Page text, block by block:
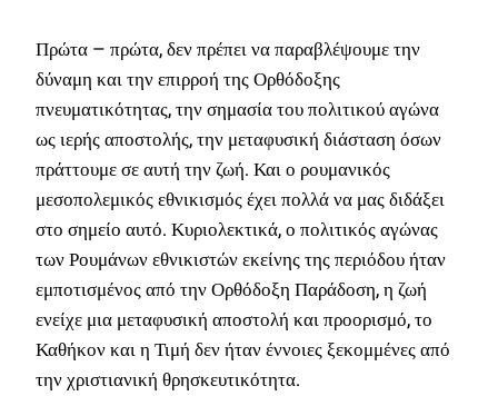
Πρώτα – πρώτα, δεν πρέπει να παραβλέψουμε την
δύναμη και την επιρροή της Ορθόδοξης
πνευματικότητας, την σημασία του πολιτικού αγώνα
ως ιερής αποστολής, την μεταφυσική διάσταση όσων
πράττουμε σε αυτή την ζωή. Και ο ρουμανικός
μεσοπολεμικός εθνικισμός έχει πολλά να μας διδάξει
στο σημείο αυτό. Κυριολεκτικά, ο πολιτικός αγώνας
των Ρουμάνων εθνικιστών εκείνης της περιόδου ήταν
εμποτισμένος από την Ορθόδοξη Παράδοση, η ζωή
ενείχε μια μεταφυσική αποστολή και προορισμό, το
Καθήκον και η Τιμή δεν ήταν έννοιες ξεκομμένες από
την χριστιανική θρησκευτικότητα.